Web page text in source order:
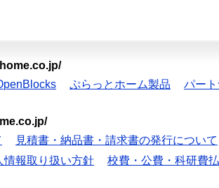
ぷらっとホーム製品 パー
見積書・納品書・請求書の発行について
情報取り扱い方針 校費・公費・科研費